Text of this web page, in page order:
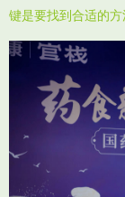
键是要找到合适的方